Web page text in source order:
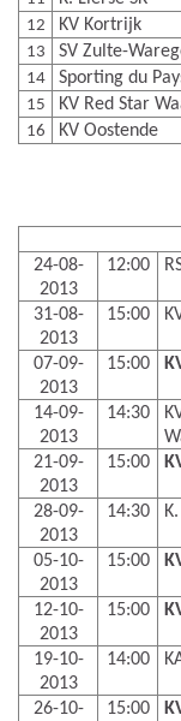
12 KV Kortrijk
13 SV Zulte-
14 Sporting du
15 KV Red Star
16 KV Oostende
24-08-
2013
12:00
31-08-
2013
15:00
07-09-
2013
15:00
14-09-
2013
14:30
21-09-
2013
15:00
28-09-
2013
14:30
05-10-
2013
15:00
12-10-
2013
15:00
19-10-
2013
14:00
26-10-
15:00